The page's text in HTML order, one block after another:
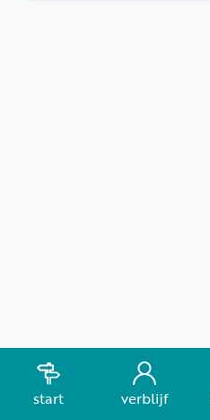
start verblijf